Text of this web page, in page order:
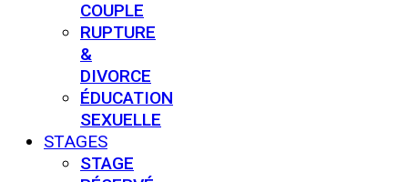
COUPLE
RUPTURE
&
DIVORCE
ÉDUCATION
SEXUELLE
STAGES
STAGE